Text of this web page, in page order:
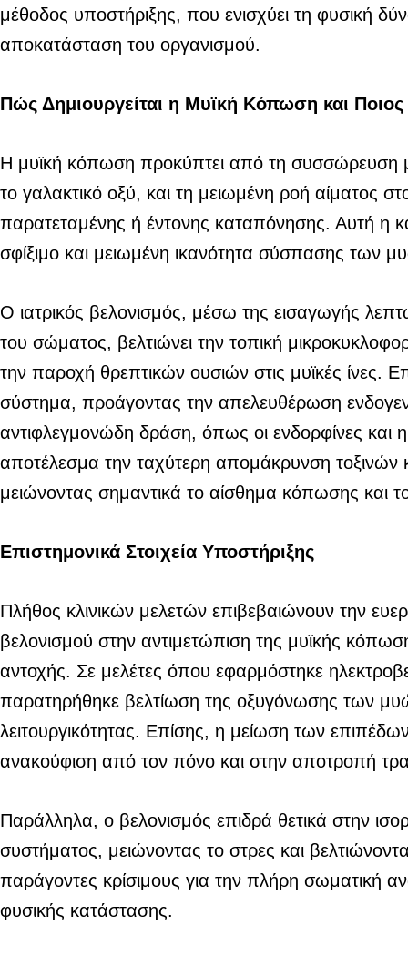
μέθοδος υποστήριξης, που ενισχύει τη φυσική
αποκατάσταση του οργανισμού.
Πώς Δημιουργείται η Μυϊκή Κόπωση και
Η μυϊκή κόπωση προκύπτει από τη συσσώρευση
το γαλακτικό οξύ, και τη μειωμένη ροή αίματος
παρατεταμένης ή έντονης καταπόνησης. Αυτή η
σφίξιμο και μειωμένη ικανότητα σύσπασης των
Ο ιατρικός βελονισμός, μέσω της εισαγωγής
του σώματος, βελτιώνει την τοπική
την παροχή θρεπτικών ουσιών στις μυϊκές ίνες.
σύστημα, προάγοντας την απελευθέρωση
αντιφλεγμονώδη δράση, όπως οι ενδορφίνες και
αποτέλεσμα την ταχύτερη απομάκρυνση
μειώνοντας σημαντικά το αίσθημα κόπωσης και
Επιστημονικά Στοιχεία Υποστήριξης
Πλήθος κλινικών μελετών επιβεβαιώνουν την
βελονισμού στην αντιμετώπιση της μυϊκής
αντοχής. Σε μελέτες όπου εφαρμόστηκε
παρατηρήθηκε βελτίωση της οξυγόνωσης των
λειτουργικότητας. Επίσης, η μείωση των
ανακούφιση από τον πόνο και στην αποτροπή
Παράλληλα, ο βελονισμός επιδρά θετικά στην
συστήματος, μειώνοντας το στρες και
παράγοντες κρίσιμους για την πλήρη σωματική
φυσικής κατάστασης.